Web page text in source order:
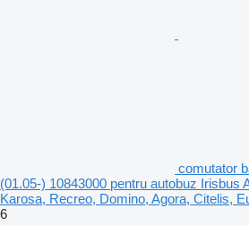
comutator
(01.05-) 10843000 pentru autobuz Irisbus
Karosa, Recreo, Domino, Agora, Citelis,
6